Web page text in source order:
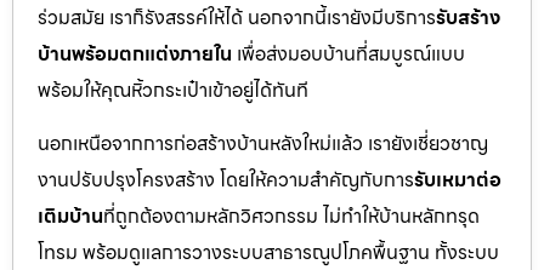
ร่วมสมัย เราก็รังสรรค์ให้ได้ นอกจากนี้เรายังมีบริการรับสร้าง
บ้านพร้อมตกแต่งภายใน เพื่อส่งมอบบ้านที่สมบูรณ์แบบ
พร้อมให้คุณหิ้วกระเป๋าเข้าอยู่ได้ทันที
นอกเหนือจากการก่อสร้างบ้านหลังใหม่แล้ว เรายังเชี่ยวชาญ
งานปรับปรุงโครงสร้าง โดยให้ความสำคัญกับการรับเหมาต่อ
เติมบ้านที่ถูกต้องตามหลักวิศวกรรม ไม่ทำให้บ้านหลักทรุด
โทรม พร้อมดูแลการวางระบบสาธารณูปโภคพื้นฐาน ทั้งระบบ